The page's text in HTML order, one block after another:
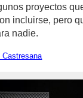
proyectos
incluirse, pero
nadie.